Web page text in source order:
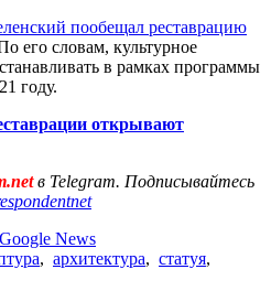
пообещал реставрацию
его словам, культурное
в рамках программы
году.
открывают
в Telegram. Подписывайтесь
News
, архитектура, статуя,